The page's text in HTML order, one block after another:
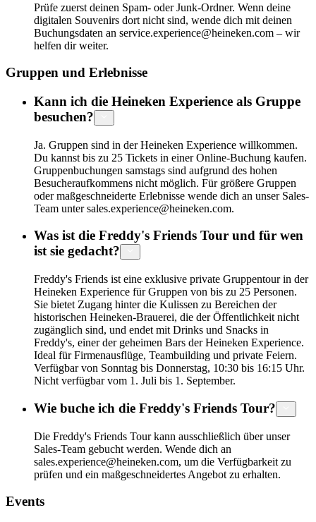
Prüfe zuerst deinen Spam- oder Junk-Ordner. Wenn deine
digitalen Souvenirs dort nicht sind, wende dich mit deinen
Buchungsdaten an service.experience@heineken.com – wir
helfen dir weiter.
Gruppen und Erlebnisse
Kann ich die Heineken Experience als Gruppe
besuchen?
Ja. Gruppen sind in der Heineken Experience willkommen.
Du kannst bis zu 25 Tickets in einer Online-Buchung kaufen.
Gruppenbuchungen samstags sind aufgrund des hohen
Besucheraufkommens nicht möglich. Für größere Gruppen
oder maßgeschneiderte Erlebnisse wende dich an unser Sales-
Team unter sales.experience@heineken.com.
Was ist die Freddy's Friends Tour und für wen
ist sie gedacht?
Freddy's Friends ist eine exklusive private Gruppentour in der
Heineken Experience für Gruppen von bis zu 25 Personen.
Sie bietet Zugang hinter die Kulissen zu Bereichen der
historischen Heineken-Brauerei, die der Öffentlichkeit nicht
zugänglich sind, und endet mit Drinks und Snacks in
Freddy's, einer der geheimen Bars der Heineken Experience.
Ideal für Firmenausflüge, Teambuilding und private Feiern.
Verfügbar von Sonntag bis Donnerstag, 10:30 bis 16:15 Uhr.
Nicht verfügbar vom 1. Juli bis 1. September.
Wie buche ich die Freddy's Friends Tour?
Die Freddy's Friends Tour kann ausschließlich über unser
Sales-Team gebucht werden. Wende dich an
sales.experience@heineken.com, um die Verfügbarkeit zu
prüfen und ein maßgeschneidertes Angebot zu erhalten.
Events